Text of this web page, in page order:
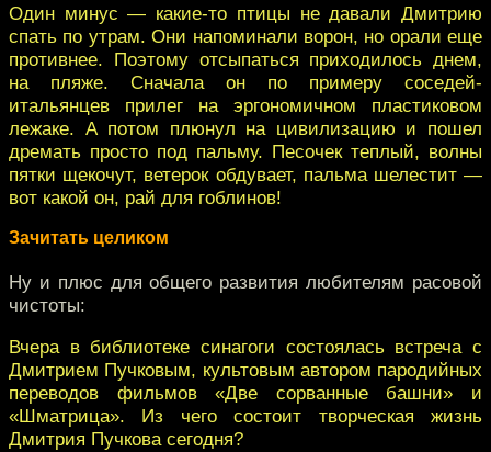
Один минус — какие-то птицы не давали Дмитрию
спать по утрам. Они напоминали ворон, но орали еще
противнее. Поэтому отсыпаться приходилось днем,
на пляже. Сначала он по примеру соседей-
итальянцев прилег на эргономичном пластиковом
лежаке. А потом плюнул на цивилизацию и пошел
дремать просто под пальму. Песочек теплый, волны
пятки щекочут, ветерок обдувает, пальма шелестит —
вот какой он, рай для гоблинов!
Зачитать целиком
Ну и плюс для общего развития любителям расовой
чистоты:
Вчера в библиотеке синагоги состоялась встреча с
Дмитрием Пучковым, культовым автором пародийных
переводов фильмов «Две сорванные башни» и
«Шматрица». Из чего состоит творческая жизнь
Дмитрия Пучкова сегодня?